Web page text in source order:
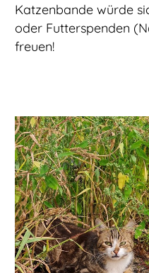
Katzenbande würde
oder Futterspenden
freuen!